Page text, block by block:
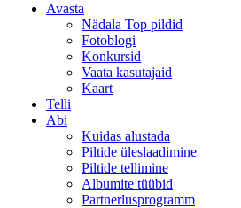
Avasta
Nädala Top pildid
Fotoblogi
Konkursid
Vaata kasutajaid
Kaart
Telli
Abi
Kuidas alustada
Piltide üleslaadimine
Piltide tellimine
Albumite tüübid
Partnerlusprogramm